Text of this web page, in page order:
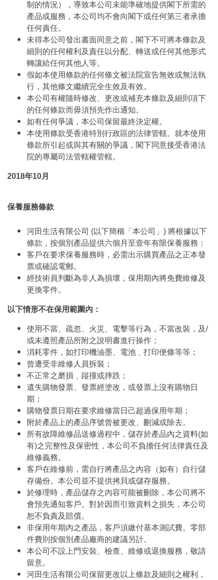
制的情況），導致本公司未能準確地提供閣下所需的
產品或服務，本公司均不會向閣下或任何第三者承擔
任何責任。
未得本公司發出書面同意之前，閣下不可將本條款及
細則的任何權利及責任以分配、轉送或任何其他形式
轉讓給任何其他人等。
假如本使用條款的任何條文被法院宣告無效或無法執
行，其他條文繼續完全生效及有效。
本公司有權隨時修改、更改或補充本條款及細則項下
的任何條款而毋須預先作出通知。
如有任何爭議，本公司保留最終決定權。
本使用條款受香港特別行政區的法律管轄。就本使用
條款所引起或與其有關的爭議，閣下同意接受香港法
院的專屬司法管轄權管轄。
2018年10月
保養服務條款
河田生活有限公司 (以下簡稱「本公司」) 將根據以下
條款，按個別產品提供六個月至壹年有限保養服務：
客戶在要求保養服務時，必需出示購買產品之正本發
票或確認電郵。
經技術員判斷為非人為損壞，保用期內將免費維修及
更換零件。
以下情形不在保用範圍內：
使用不當、疏忽、火災、電擊等行為，不當改裝，及/
或未遵照產品所附之說明書進行操作；
消耗零件，如打印機油墨、電池﹑打印便條等等；
曾遭受非維修人員拆裝；
不正常之磨損﹑踫撞或摔跌；
遺失購物發票、發票經塗改，或發票上沒有購物日
期；
購物發票日期在要求維修當日己超過保用年期；
附於產品上的產品序號曾被更改、刪減或除去。
所有故障維修品送修過程中，儲存於產品內之資料(如
有)之完整性及保密性，本公司不負擔任何法律責任及
維修義務。
客戶在維修前，需自行將產品之內容（如有）自行儲
存備份。本公司並不提供拷貝或儲存服務。
於修理時，產品儲存之內容可能被刪除，本公司將不
會預先通知客戶。對於因而引致資料之損失，本公司
恕不負責及賠償。
非保用年期內之產品，客戶須繳付基本測試費。零部
件費則按個別產品廠商的建議另計。
本公司不設上門安裝、檢查、維修或退換服務，敬請
留意。
河田生活有限公司保留更改以上條款及細則之權利，